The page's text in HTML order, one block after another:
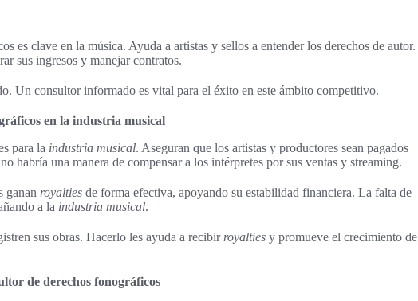
es clave en la música. Ayuda a artistas y sellos a entender los derechos de autor.
sus ingresos y manejar contratos.
Un consultor informado es vital para el éxito en este ámbito competitivo.
en la industria musical
para la industria musical. Aseguran que los artistas y productores sean pagados
habría una manera de compensar a los intérpretes por sus ventas y streaming.
ganan royalties de forma efectiva, apoyando su estabilidad financiera. La falta de
a la industria musical.
sus obras. Hacerlo les ayuda a recibir royalties y promueve el crecimiento de
de derechos fonográficos